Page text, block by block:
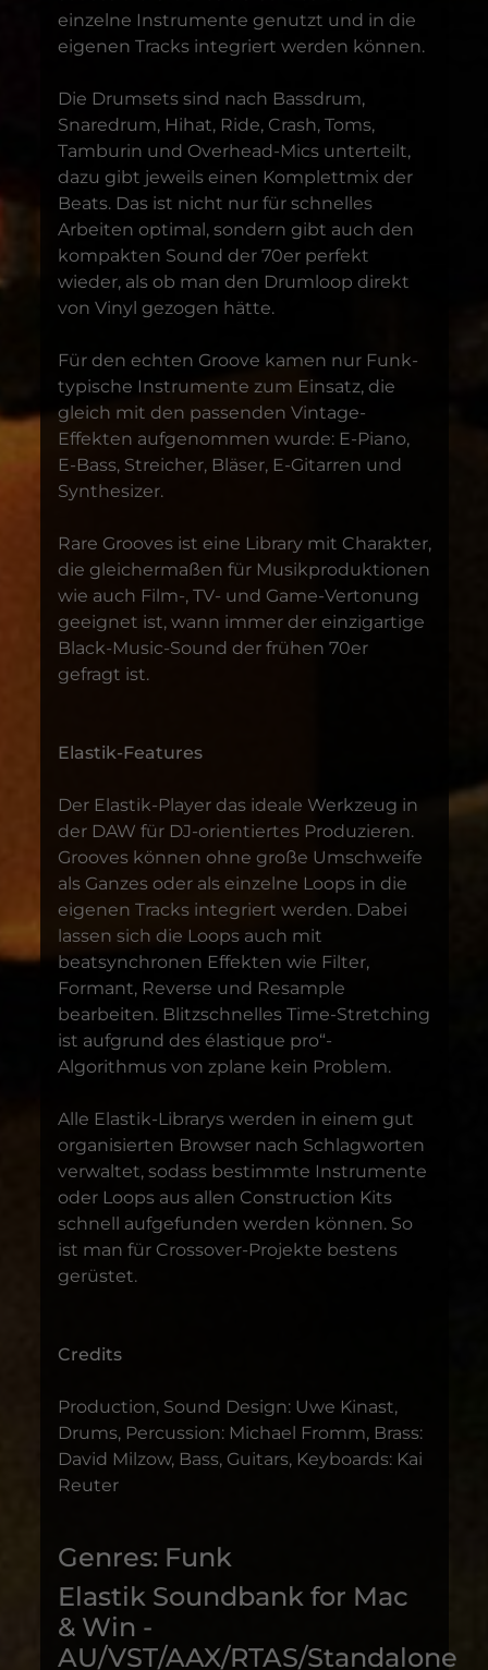
einzelne Instrumente genutzt und in die
eigenen Tracks integriert werden können.
Die Drumsets sind nach Bassdrum,
Snaredrum, Hihat, Ride, Crash, Toms,
Tamburin und Overhead-Mics unterteilt,
dazu gibt jeweils einen Komplettmix der
Beats. Das ist nicht nur für schnelles
Arbeiten optimal, sondern gibt auch den
kompakten Sound der 70er perfekt
wieder, als ob man den Drumloop direkt
von Vinyl gezogen hätte.
Für den echten Groove kamen nur Funk-
typische Instrumente zum Einsatz, die
gleich mit den passenden Vintage-
Effekten aufgenommen wurde: E-Piano,
E-Bass, Streicher, Bläser, E-Gitarren und
Synthesizer.
Rare Grooves ist eine Library mit Charakter,
die gleichermaßen für Musikproduktionen
wie auch Film-, TV- und Game-Vertonung
geeignet ist, wann immer der einzigartige
Black-Music-Sound der frühen 70er
gefragt ist.
Elastik-Features
Der Elastik-Player das ideale Werkzeug in
der DAW für DJ-orientiertes Produzieren.
Grooves können ohne große Umschweife
als Ganzes oder als einzelne Loops in die
eigenen Tracks integriert werden. Dabei
lassen sich die Loops auch mit
beatsynchronen Effekten wie Filter,
Formant, Reverse und Resample
bearbeiten. Blitzschnelles Time-Stretching
ist aufgrund des élastique pro“-
Algorithmus von zplane kein Problem.
Alle Elastik-Librarys werden in einem gut
organisierten Browser nach Schlagworten
verwaltet, sodass bestimmte Instrumente
oder Loops aus allen Construction Kits
schnell aufgefunden werden können. So
ist man für Crossover-Projekte bestens
gerüstet.
Credits
Production, Sound Design: Uwe Kinast,
Drums, Percussion: Michael Fromm, Brass:
David Milzow, Bass, Guitars, Keyboards: Kai
Reuter
Genres: Funk
Elastik Soundbank for Mac
& Win -
AU/VST/AAX/RTAS/Standalone